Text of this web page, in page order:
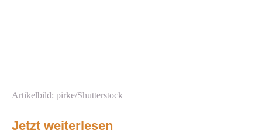
Artikelbild: pirke/Shutterstock
Jetzt weiterlesen